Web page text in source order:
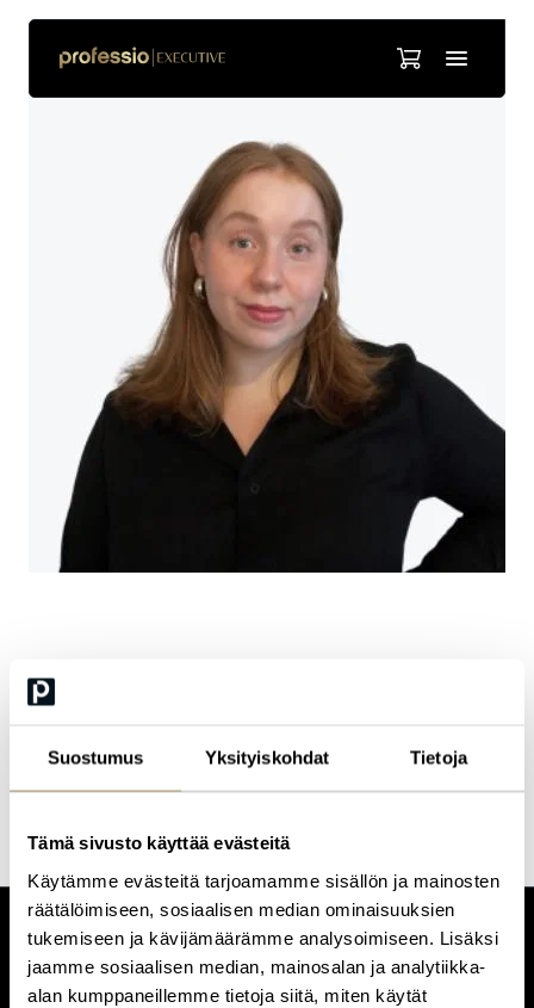
Suostumus Yksityiskohdat Tietoja
Tämä sivusto käyttää evästeitä
Käytämme evästeitä tarjoamamme sisällön ja mainosten
räätälöimiseen, sosiaalisen median ominaisuuksien
tukemiseen ja kävijämäärämme analysoimiseen. Lisäksi
jaamme sosiaalisen median, mainosalan ja analytiikka-
alan kumppaneillemme tietoja siitä, miten käytät
Training Manager
CUSTOMERCARE
Keilaranta 1 A, 02150 Espoo